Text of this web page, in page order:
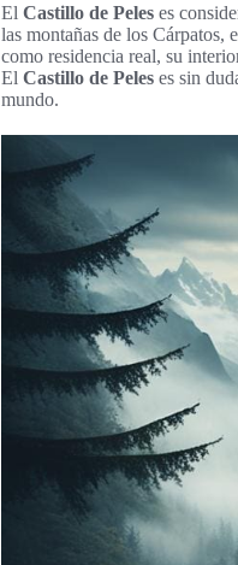
El Castillo de Peles es
las montañas de los Cárpatos,
como residencia real, su
El Castillo de Peles es sin
mundo.